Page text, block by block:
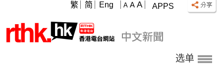
APPS
A A A
繁 简 Eng
选单